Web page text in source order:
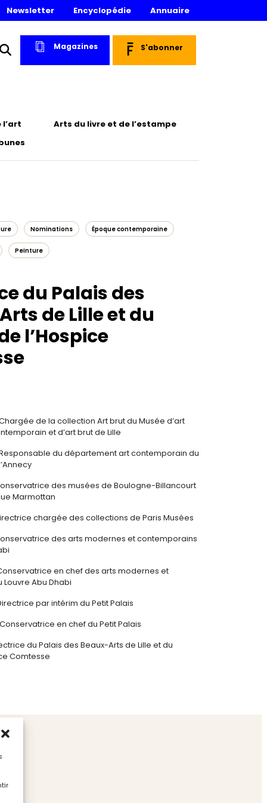
Newsletter Encyclopédie Annuaire
Magazines S'abonner
l’art
Arts du livre et de l’estampe
Nominations Époque contemporaine
Peinture
du Palais des
de Lille et du
l’Hospice
de la collection Art brut du Musée d’art
et d’art brut de Lille
du département art contemporain du
des musées de Boulogne-Billancourt
Marmottan
chargée des collections de Paris Musées
des arts modernes et contemporains
en chef des arts modernes et
Abu Dhabi
par intérim du Petit Palais
en chef du Petit Palais
du Palais des Beaux-Arts de Lille et du
Comtesse